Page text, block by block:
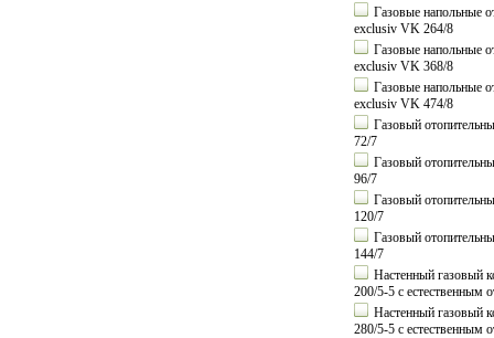
Газовые напольные
exclusiv VK 264/8
Газовые напольные
exclusiv VK 368/8
Газовые напольные
exclusiv VK 474/8
Газовый
72/7
Газовый
96/7
Газовый
120/7
Газовый
144/7
Настенный газовый
200/5-5 с естественным
Настенный газовый
280/5-5 с естественным